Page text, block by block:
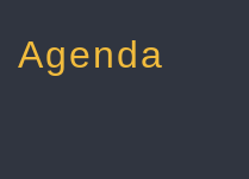
Agenda